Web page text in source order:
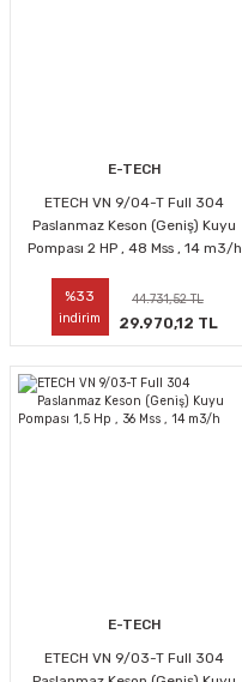
E-TECH
ETECH VN 9/04-T Full 304
Paslanmaz Keson (Geniş) Kuyu
Pompası 2 HP , 48 Mss , 14 m3/h
%33
indirim
44.731,52 TL
29.970,12 TL
E-TECH
ETECH VN 9/03-T Full 304